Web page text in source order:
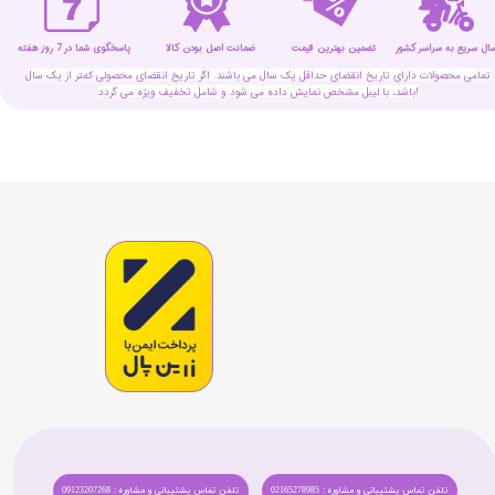
تمامی محصولات دارای تاریخ انقضای حداقل یک سال می باشند. اگر تاریخ انقضای محصولی کمتر از یک سال
باشد، با لیبل مشخص نمایش داده می شود و شامل تخفیف ویژه می گردد!
ضمانت اصل بودن کالا تضمین بهترین قیمت پاسخگوی شما در 7 روز هفته سریع به سراسر کشور
تلفن تماس پشتیبانی و مشاوره : 09123207268 تلفن تماس پشتیبانی و مشاوره : 02165278985